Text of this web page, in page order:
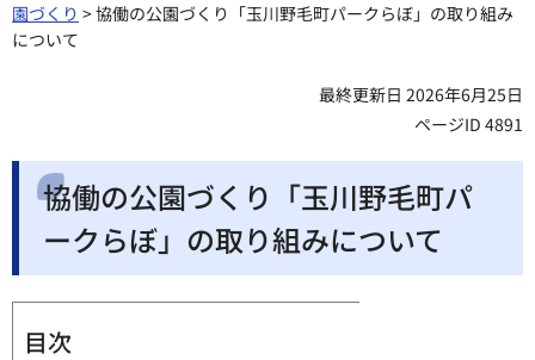
園づくり > 協働の公園づくり「玉川野毛町パークらぼ」の取り組み
について
最終更新日 2026年6月25日
ページID 4891
協働の公園づくり「玉川野毛町パ
ークらぼ」の取り組みについて
目次